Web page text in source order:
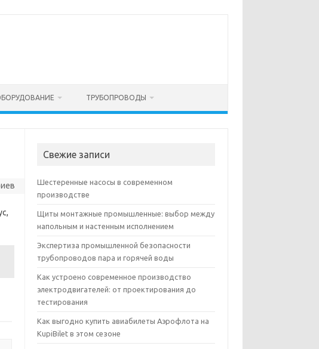
ТРУБОПРОВОДЫ
Свежие записи
Шестеренные насосы в современном
производстве
Щиты монтажные промышленные: выбор между
напольным и настенным исполнением
Экспертиза промышленной безопасности
трубопроводов пара и горячей воды
Как устроено современное производство
электродвигателей: от проектирования до
тестирования
Как выгодно купить авиабилеты Аэрофлота на
KupiBilet в этом сезоне